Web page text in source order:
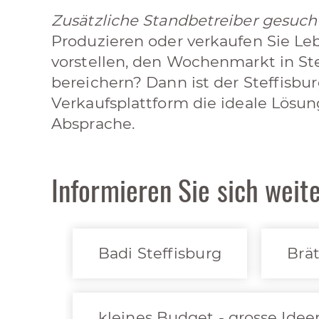
Zusätzliche Standbetreiber
Produzieren oder verkaufen Sie
vorstellen, den Wochenmarkt in
bereichern? Dann ist der
Verkaufsplattform die ideale
Absprache.
Informieren Sie sich
Badi Steffisburg